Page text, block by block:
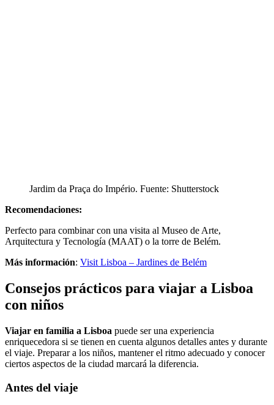
Jardim da Praça do Império. Fuente: Shutterstock
Recomendaciones:
Perfecto para combinar con una visita al Museo de Arte,
Arquitectura y Tecnología (MAAT) o la torre de Belém.
Más información: Visit Lisboa – Jardines de Belém
Consejos prácticos para viajar a Lisboa
con niños
Viajar en familia a Lisboa puede ser una experiencia
enriquecedora si se tienen en cuenta algunos detalles antes y durante
el viaje. Preparar a los niños, mantener el ritmo adecuado y conocer
ciertos aspectos de la ciudad marcará la diferencia.
Antes del viaje